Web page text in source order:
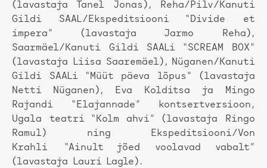
(lavastaja Tanel Jonas), Reha/Pilv/Kanuti
Gildi SAAL/Ekspeditsiooni “Divide et
impera” (lavastaja Jarmo Reha),
Saarmäel/Kanuti Gildi SAALi “SCREAM BOX”
(lavastaja Liisa Saaremäel), Nüganen/Kanuti
Gildi SAALi “Müüt päeva lõpus” (lavastaja
Netti Nüganen), Eva Kolditsa ja Mingo
Rajandi “Elajannade” kontsertversioon,
Ugala teatri “Kolm ahvi” (lavastaja Ringo
Ramul) ning Ekspeditsiooni/Von
Krahli “Ainult jõed voolavad vabalt”
(lavastaja Lauri Lagle).